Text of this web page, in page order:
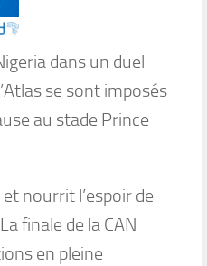
dans un duel
se sont imposés
au stade Prince
nourrit l’espoir de
finale de la CAN
en pleine